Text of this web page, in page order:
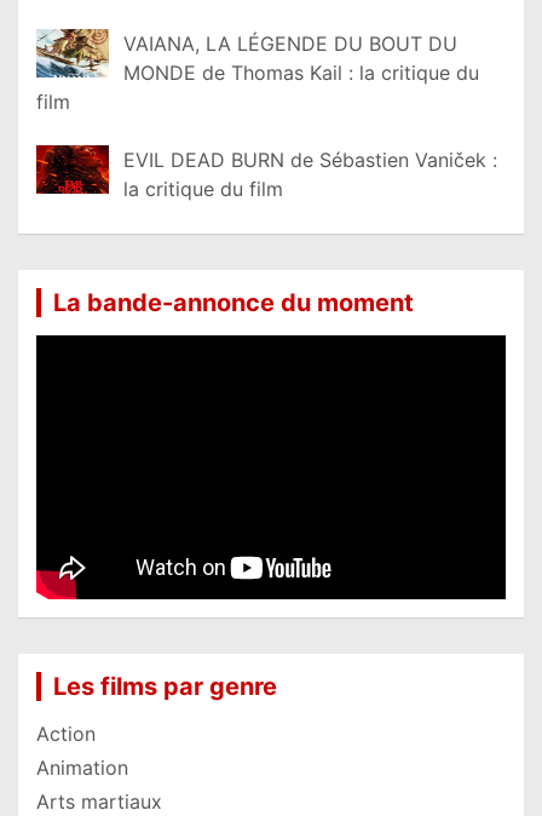
VAIANA, LA LÉGENDE DU BOUT DU
MONDE de Thomas Kail : la critique du
film
EVIL DEAD BURN de Sébastien Vaniček :
la critique du film
La bande-annonce du moment
Les films par genre
Action
Animation
Arts martiaux